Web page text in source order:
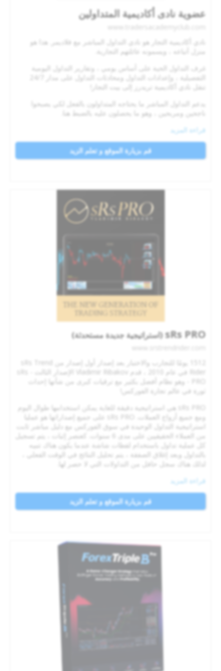
عضوية نادى أكاديمية المتداولين
نادي أكاديمية التجار هو نادي التداول المباشر مع فلاديمر. هذا هو
منزل أتباعه ، ويسمونه عائلتهم التجارية.
غرف التداول الحية على أساس يومي ، وتقارير التداول اليومية
تنقل نادي أكاديمية تريدرز إلى بيت التجار!
يدعم التداول المباشر ما يحتاجه المتداولون بالفعل لكي يصبحوا
ناجحين ومربحين ، وهو ما يحصلون عليه بالضبط هنا.
قراءة المزيد
قم بزيارة الموقع و تعلم الزيد
sRs PRO (استراتيجية جديدة مستحدثة)
PRO - وهو نظام أفضل بكثير مع ترقيات كبرى من شأنها إحداث
ثورة في عالم تجارة الفوركس!
sRs PRO هي استراتيجية دقيقة للغاية يمكن استخدامها طوال اليوم
ومع جميع أزواج العملات. sRs PRO على جميع إصداراتها هو عمليا
استراتيجية التداول الوحيدة في سوق الفوركس مع دليل مباشر ثابت
من العملاء الحقيقيين على مدى 6 سنوات. كعنصر إثبات ، يتم تسجيل
كل عملية تداول باستخدام لقطات شاشة عندما يكون هناك تنبيه
بالتداول وبعد إغلاق الصفقة ، يتم تحليل النتائج في الوقت الفعلي ،
لذلك هناك سجل حافل من التداولات التي لا حصر لها.
قراءة المزيد
قم بزيارة الموقع و تعلم الزيد